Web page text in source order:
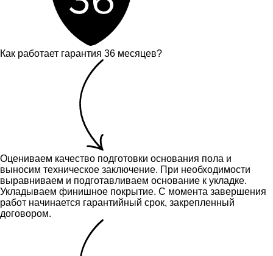
Как работает гарантия 36 месяцев?
Оцениваем качество подготовки основания пола и
выносим техническое заключение. При необходимости
выравниваем и подготавливаем основание к укладке.
Укладываем финишное покрытие. С момента завершения
работ начинается гарантийный срок, закрепленный
договором.